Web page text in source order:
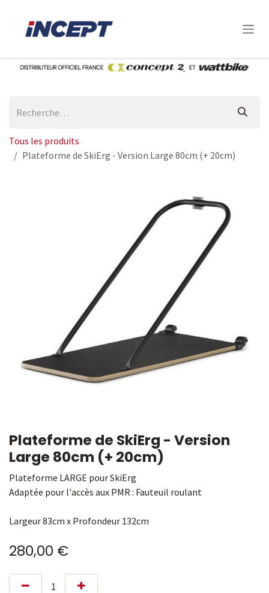
Tous les produits
Plateforme de SkiErg - Version Large 80cm (+ 20cm)
Plateforme de SkiErg - Version
Large 80cm (+ 20cm)
Plateforme LARGE pour SkiErg
Adaptée pour l'accès aux PMR : Fauteuil roulant
Largeur 83cm x Profondeur 132cm
280,00 €